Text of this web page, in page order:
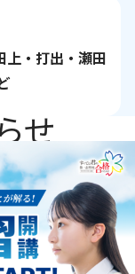
上・打出・瀬田
せ